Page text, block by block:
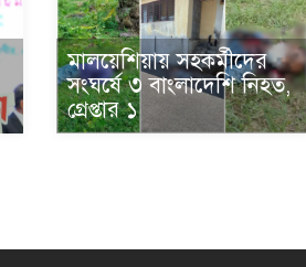
মালয়েশিয়ায় সহকর্মীদের
সংঘর্ষে ৩ বাংলাদেশি নিহত,
গ্রেপ্তার ১